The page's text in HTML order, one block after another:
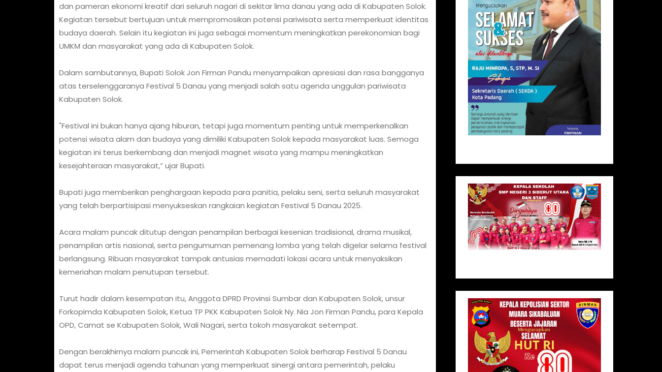
dan pameran ekonomi kreatif dari seluruh nagari di sekitar lima danau yang ada di Kabupaten Solok.
Kegiatan tersebut bertujuan untuk mempromosikan potensi pariwisata serta memperkuat identitas
budaya daerah. Selain itu kegiatan ini juga sebagai momentum meningkatkan perekonomian bagi
UMKM dan masyarakat yang ada di Kabupaten Solok.
Dalam sambutannya, Bupati Solok Jon Firman Pandu menyampaikan apresiasi dan rasa bangganya
atas terselenggaranya Festival 5 Danau yang menjadi salah satu agenda unggulan pariwisata
Kabupaten Solok.
"Festival ini bukan hanya ajang hiburan, tetapi juga momentum penting untuk memperkenalkan
potensi wisata alam dan budaya yang dimiliki Kabupaten Solok kepada masyarakat luas. Semoga
kegiatan ini terus berkembang dan menjadi magnet wisata yang mampu meningkatkan
kesejahteraan masyarakat,” ujar Bupati.
Bupati juga memberikan penghargaan kepada para panitia, pelaku seni, serta seluruh masyarakat
yang telah berpartisipasi menyukseskan rangkaian kegiatan Festival 5 Danau 2025.
Acara malam puncak ditutup dengan penampilan berbagai kesenian tradisional, drama musikal,
penampilan artis nasional, serta pengumuman pemenang lomba yang telah digelar selama festival
berlangsung. Ribuan masyarakat tampak antusias memadati lokasi acara untuk menyaksikan
kemeriahan malam penutupan tersebut.
Turut hadir dalam kesempatan itu, Anggota DPRD Provinsi Sumbar dan Kabupaten Solok, unsur
Forkopimda Kabupaten Solok, Ketua TP PKK Kabupaten Solok Ny. Nia Jon Firman Pandu, para Kepala
OPD, Camat se Kabupaten Solok, Wali Nagari, serta tokoh masyarakat setempat.
Dengan berakhirnya malam puncak ini, Pemerintah Kabupaten Solok berharap Festival 5 Danau
dapat terus menjadi agenda tahunan yang memperkuat sinergi antara pemerintah, pelaku